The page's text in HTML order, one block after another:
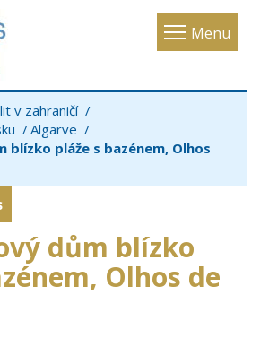
Menu
Toggle
v zahraničí
Algarve
blízko pláže s bazénem, Olhos
dům blízko
Olhos de